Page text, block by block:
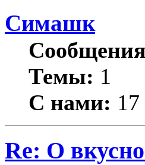
Симашк
Темы: 1
С нами:
Re: О